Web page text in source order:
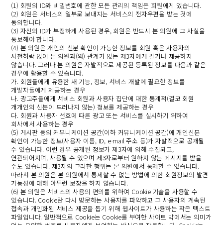
(1) 회원의 ID와 비밀번호에 관한 모든 관리의 책임은 회원에게 있습니다.
(2) 회원은 서비스의 일부로 보내지는 서비스의 전자우편을 받는 것에
동의합니다.
(3) 자신의 ID가 부정하게 사용된 경우, 회원은 반드시 본 의원에 그 사실을
통보해야 합니다.
(4) 본 의원은 개인의 신분 확인이 가능한 정보를 회원 혹은 사용자의
사전허락 없이 본 의원과(와) 관계가 없는 제3자에게 팔거나 제공하지
않습니다. 그러나 본 의원은 자발적으로 제공된 등록된 정보를 다음과 같은
경우에 활용할 수 있습니다.
가. 회원들에게 유용한 새 기능, 정보, 서비스 개발에 필요한 정보를
개발자들에게 제공하는 경우
나. 광고주들에게 서비스 회원과 사용자 집단에 대한 통계적(결코 회원
개개인의 신분이 드러나지 않는) 정보를 제공하는 경우
다. 회원과 사용자 선호에 따른 광고 또는 서비스를 실시하기 위하여
회사에서 사용하는 경우
(5) 게시판 등의 커뮤니케이션 공간(이하 커뮤니케이션 공간)에 개인신분
확인이 가능한 정보(사용자 이름, ID, e-mail 주소 등)가 자발적으로 공개될
수 있습니다. 이런 경우 공개된 정보가 제3자에 의해 수집되고,
연관되어지며, 사용될 수 있으며 제3자로부터 원하지 않는 메시지를 받을
수도 있습니다. 제3자의 그러한 행위는 본 의원에서 통제할 수 없습니다.
따라서 본 의원은 본 의원에서 통제할 수 없는 방법에 의한 회원정보의 발견
가능성에 대해 아무런 보장을 하지 않습니다.
(6) 본 의원은 서비스의 사용의 편의를 위하여 Cookie 기술을 사용할 수
있습니다. Cookie란 다시 방문하는 사용자를 파악하고 그 사용자의 계속된
접속과 개인화된 서비스 제공을 돕기 위해 웹사이트가 사용하는 작은 텍스트
파일입니다. 일반적으로 Cookie는 Cookie를 부여한 사이트 밖에서는 의미가